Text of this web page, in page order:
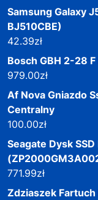
Samsung Galaxy
BJ510CBE)
42.39zł
Bosch GBH 2-28
979.00zł
Af Nova Gniazdo
Centralny
100.00zł
Seagate Dysk
771.99zł
Zdziaszek